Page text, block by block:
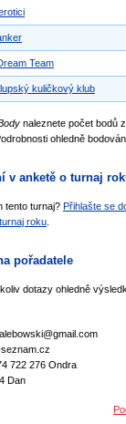
Team
kuličkový klub
naleznete počet bodů
ohledně
v anketě o turnaj
tento turnaj? Přihlašte se
roku
pořadatele
dotazy ohledně
722 276 Ondra
Dan